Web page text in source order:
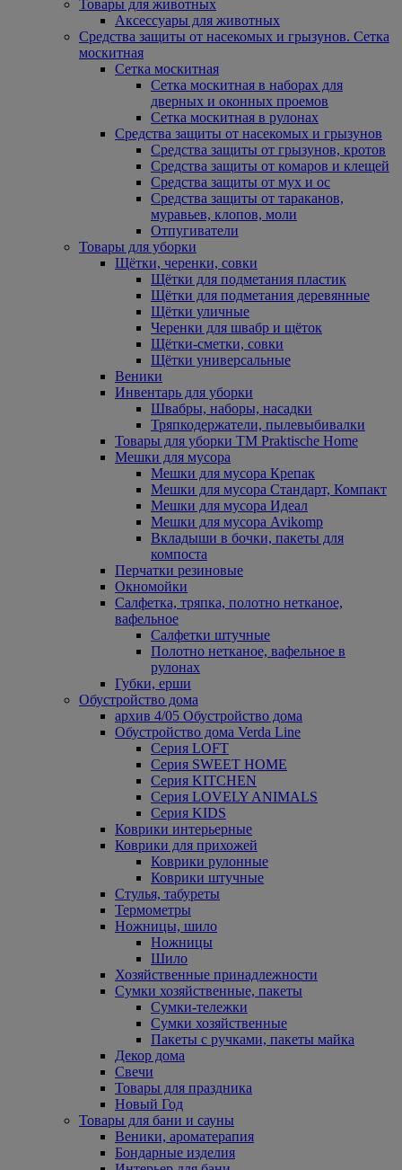
Товары для животных
Аксессуары для животных
Средства защиты от насекомых и грызунов. Сетка
москитная
Сетка москитная
Сетка москитная в наборах для
дверных и оконных проемов
Сетка москитная в рулонах
Средства защиты от насекомых и грызунов
Средства защиты от грызунов, кротов
Средства защиты от комаров и клещей
Средства защиты от мух и ос
Средства защиты от тараканов,
муравьев, клопов, моли
Отпугиватели
Товары для уборки
Щётки, черенки, совки
Щётки для подметания пластик
Щётки для подметания деревянные
Щётки уличные
Черенки для швабр и щёток
Щётки-сметки, совки
Щётки универсальные
Веники
Инвентарь для уборки
Швабры, наборы, насадки
Тряпкодержатели, пылевыбивалки
Товары для уборки ТМ Praktische Home
Мешки для мусора
Мешки для мусора Крепак
Мешки для мусора Стандарт, Компакт
Мешки для мусора Идеал
Мешки для мусора Avikomp
Вкладыши в бочки, пакеты для
компоста
Перчатки резиновые
Окномойки
Салфетка, тряпка, полотно нетканое,
вафельное
Салфетки штучные
Полотно нетканое, вафельное в
рулонах
Губки, ерши
Обустройство дома
архив 4/05 Обустройство дома
Обустройство дома Verda Line
Серия LOFT
Серия SWEET HOME
Серия KITCHEN
Серия LOVELY ANIMALS
Серия KIDS
Коврики интерьерные
Коврики для прихожей
Коврики рулонные
Коврики штучные
Стулья, табуреты
Термометры
Ножницы, шило
Ножницы
Шило
Хозяйственные принадлежности
Сумки хозяйственные, пакеты
Сумки-тележки
Сумки хозяйственные
Пакеты с ручками, пакеты майка
Декор дома
Свечи
Товары для праздника
Новый Год
Товары для бани и сауны
Веники, ароматерапия
Бондарные изделия